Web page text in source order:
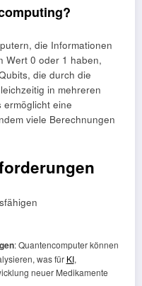
die Informationen
Wert 0 oder 1 haben,
die durch die
in mehreren
eine
viele Berechnungen
: Quantencomputer können
was für KI,
neuer Medikamente